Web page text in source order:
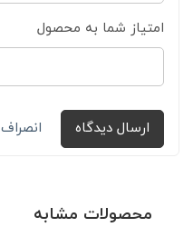
امتیاز شما به محصول
ارسال دیدگاه انصراف
محصولات مشابه